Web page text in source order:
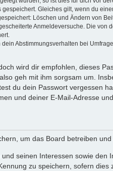
Gleiches gilt, wenn du
Löschen und Ändern von
Anmeldeversuche. Die von
Abstimmungsverhalten bei
wird dir empfohlen, dieses
geh mit ihm sorgsam um.
du dein Passwort vergessen
und deiner E-Mail-Adresse
um das Board betreiben und
seinen Interessen sowie den
zu speichern, sofern